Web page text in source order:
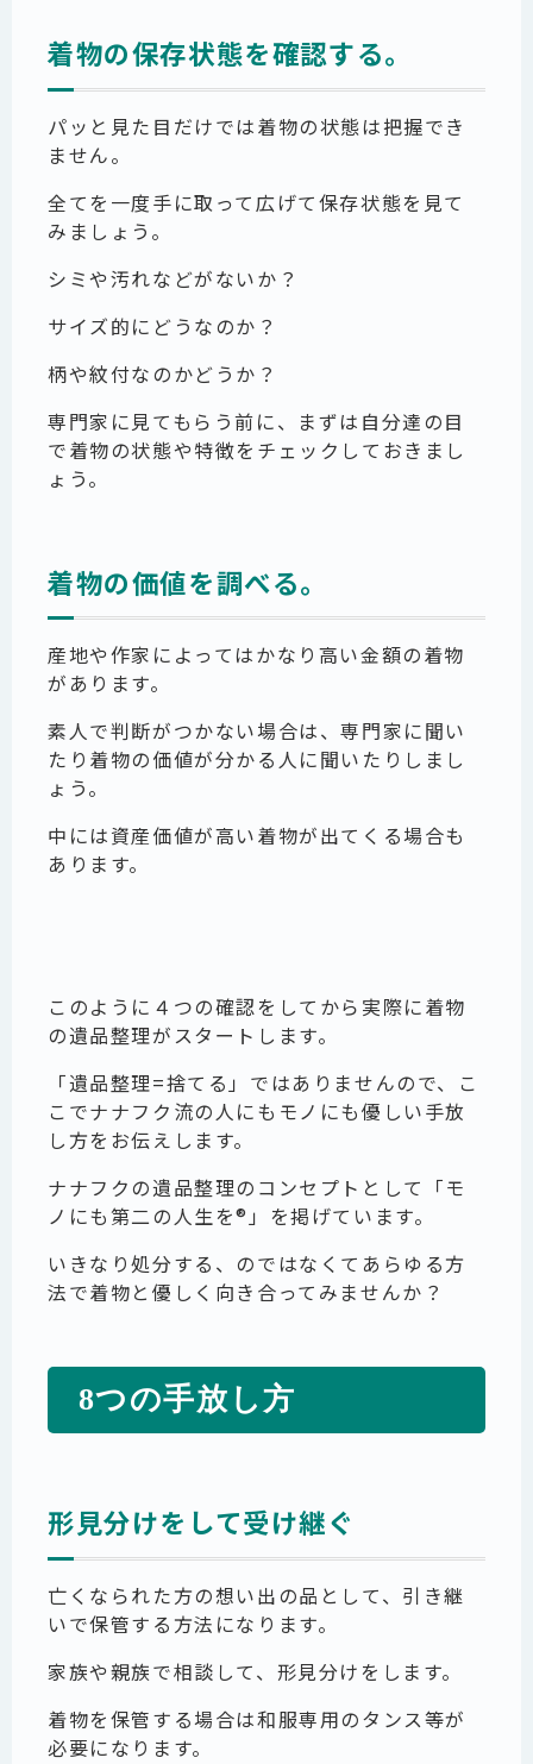
着物の保存状態を確認する。
パッと見た目だけでは着物の状態は把握でき
ません。
全てを一度手に取って広げて保存状態を見て
みましょう。
シミや汚れなどがないか？
サイズ的にどうなのか？
柄や紋付なのかどうか？
専門家に見てもらう前に、まずは自分達の目
で着物の状態や特徴をチェックしておきまし
ょう。
着物の価値を調べる。
産地や作家によってはかなり高い金額の着物
があります。
素人で判断がつかない場合は、専門家に聞い
たり着物の価値が分かる人に聞いたりしまし
ょう。
中には資産価値が高い着物が出てくる場合も
あります。
このように４つの確認をしてから実際に着物
の遺品整理がスタートします。
「遺品整理=捨てる」ではありませんので、こ
こでナナフク流の人にもモノにも優しい手放
し方をお伝えします。
ナナフクの遺品整理のコンセプトとして「モ
ノにも第二の人生を®」を掲げています。
いきなり処分する、のではなくてあらゆる方
法で着物と優しく向き合ってみませんか？
8つの手放し方
形見分けをして受け継ぐ
亡くなられた方の想い出の品として、引き継
いで保管する方法になります。
家族や親族で相談して、形見分けをします。
着物を保管する場合は和服専用のタンス等が
必要になります。